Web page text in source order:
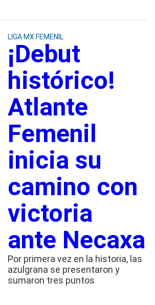
LIGA MX FEMENIL
¡Debut
histórico!
Atlante
Femenil
inicia su
camino con
victoria
ante Necaxa
Por primera vez en la historia, las
azulgrana se presentaron y
sumaron tres puntos